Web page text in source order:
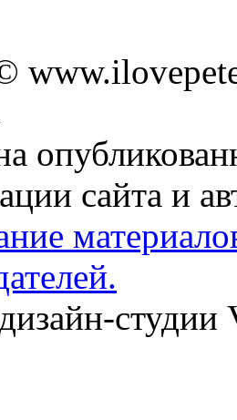
сайта и
студии